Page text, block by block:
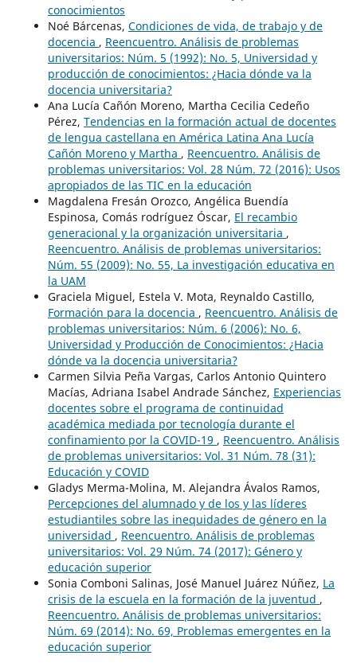
conocimientos
Noé Bárcenas, Condiciones de vida, de trabajo y de
docencia , Reencuentro. Análisis de problemas
universitarios: Núm. 5 (1992): No. 5, Universidad y
producción de conocimientos: ¿Hacia dónde va la
docencia universitaria?
Ana Lucía Cañón Moreno, Martha Cecilia Cedeño
Pérez, Tendencias en la formación actual de docentes
de lengua castellana en América Latina Ana Lucía
Cañón Moreno y Martha , Reencuentro. Análisis de
problemas universitarios: Vol. 28 Núm. 72 (2016): Usos
apropiados de las TIC en la educación
Magdalena Fresán Orozco, Angélica Buendía
Espinosa, Comás rodríguez Óscar, El recambio
generacional y la organización universitaria ,
Reencuentro. Análisis de problemas universitarios:
Núm. 55 (2009): No. 55, La investigación educativa en
la UAM
Graciela Miguel, Estela V. Mota, Reynaldo Castillo,
Formación para la docencia , Reencuentro. Análisis de
problemas universitarios: Núm. 6 (2006): No. 6,
Universidad y Producción de Conocimientos: ¿Hacia
dónde va la docencia universitaria?
Carmen Silvia Peña Vargas, Carlos Antonio Quintero
Macías, Adriana Isabel Andrade Sánchez, Experiencias
docentes sobre el programa de continuidad
académica mediada por tecnología durante el
confinamiento por la COVID-19 , Reencuentro. Análisis
de problemas universitarios: Vol. 31 Núm. 78 (31):
Educación y COVID
Gladys Merma-Molina, M. Alejandra Ávalos Ramos,
Percepciones del alumnado y de los y las líderes
estudiantiles sobre las inequidades de género en la
universidad , Reencuentro. Análisis de problemas
universitarios: Vol. 29 Núm. 74 (2017): Género y
educación superior
Sonia Comboni Salinas, José Manuel Juárez Núñez, La
crisis de la escuela en la formación de la juventud ,
Reencuentro. Análisis de problemas universitarios:
Núm. 69 (2014): No. 69, Problemas emergentes en la
educación superior